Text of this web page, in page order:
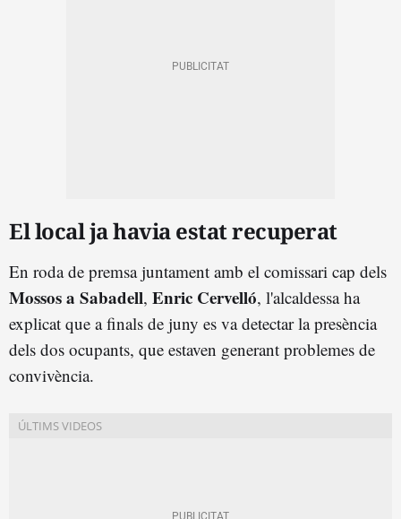
El local ja havia estat recuperat
En roda de premsa juntament amb el comissari cap dels
Mossos a Sabadell, Enric Cervelló, l'alcaldessa ha
explicat que a finals de juny es va detectar la presència
dels dos ocupants, que estaven generant problemes de
convivència.